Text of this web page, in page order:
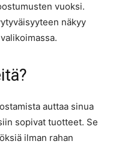
vuoksi.
näkyy
auttaa sinua
sopivat tuotteet. Se
ilman rahan